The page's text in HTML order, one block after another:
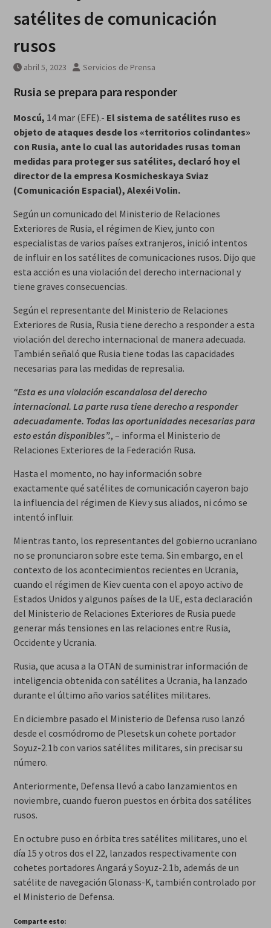
satélites de comunicación
rusos
abril 5, 2023 Servicios de Prensa
Rusia se prepara para responder
Moscú, 14 mar (EFE).- El sistema de satélites ruso es
objeto de ataques desde los «territorios colindantes»
con Rusia, ante lo cual las autoridades rusas toman
medidas para proteger sus satélites, declaró hoy el
director de la empresa Kosmicheskaya Sviaz
(Comunicación Espacial), Alexéi Volin.
Según un comunicado del Ministerio de Relaciones
Exteriores de Rusia, el régimen de Kiev, junto con
especialistas de varios países extranjeros, inició intentos
de influir en los satélites de comunicaciones rusos. Dijo que
esta acción es una violación del derecho internacional y
tiene graves consecuencias.
Según el representante del Ministerio de Relaciones
Exteriores de Rusia, Rusia tiene derecho a responder a esta
violación del derecho internacional de manera adecuada.
También señaló que Rusia tiene todas las capacidades
necesarias para las medidas de represalia.
“Esta es una violación escandalosa del derecho
internacional. La parte rusa tiene derecho a responder
adecuadamente. Todas las oportunidades necesarias para
esto están disponibles”., – informa el Ministerio de
Relaciones Exteriores de la Federación Rusa.
Hasta el momento, no hay información sobre
exactamente qué satélites de comunicación cayeron bajo
la influencia del régimen de Kiev y sus aliados, ni cómo se
intentó influir.
Mientras tanto, los representantes del gobierno ucraniano
no se pronunciaron sobre este tema. Sin embargo, en el
contexto de los acontecimientos recientes en Ucrania,
cuando el régimen de Kiev cuenta con el apoyo activo de
Estados Unidos y algunos países de la UE, esta declaración
del Ministerio de Relaciones Exteriores de Rusia puede
generar más tensiones en las relaciones entre Rusia,
Occidente y Ucrania.
Rusia, que acusa a la OTAN de suministrar información de
inteligencia obtenida con satélites a Ucrania, ha lanzado
durante el último año varios satélites militares.
En diciembre pasado el Ministerio de Defensa ruso lanzó
desde el cosmódromo de Plesetsk un cohete portador
Soyuz-2.1b con varios satélites militares, sin precisar su
número.
Anteriormente, Defensa llevó a cabo lanzamientos en
noviembre, cuando fueron puestos en órbita dos satélites
rusos.
En octubre puso en órbita tres satélites militares, uno el
día 15 y otros dos el 22, lanzados respectivamente con
cohetes portadores Angará y Soyuz-2.1b, además de un
satélite de navegación Glonass-K, también controlado por
el Ministerio de Defensa.
Comparte esto: